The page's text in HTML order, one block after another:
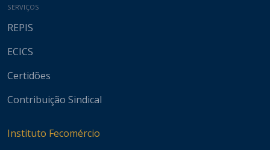
SERVIÇOS
REPIS
ECICS
Certidões
Contribuição Sindical
Instituto Fecomércio